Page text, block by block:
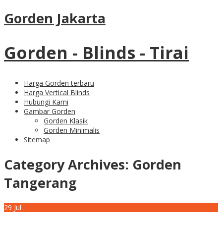
Gorden Jakarta
Gorden - Blinds - Tirai
Harga Gorden terbaru
Harga Vertical Blinds
Hubungi Kami
Gambar Gorden
Gorden Klasik
Gorden Minimalis
Sitemap
Category Archives: Gorden
Tangerang
29 Jul